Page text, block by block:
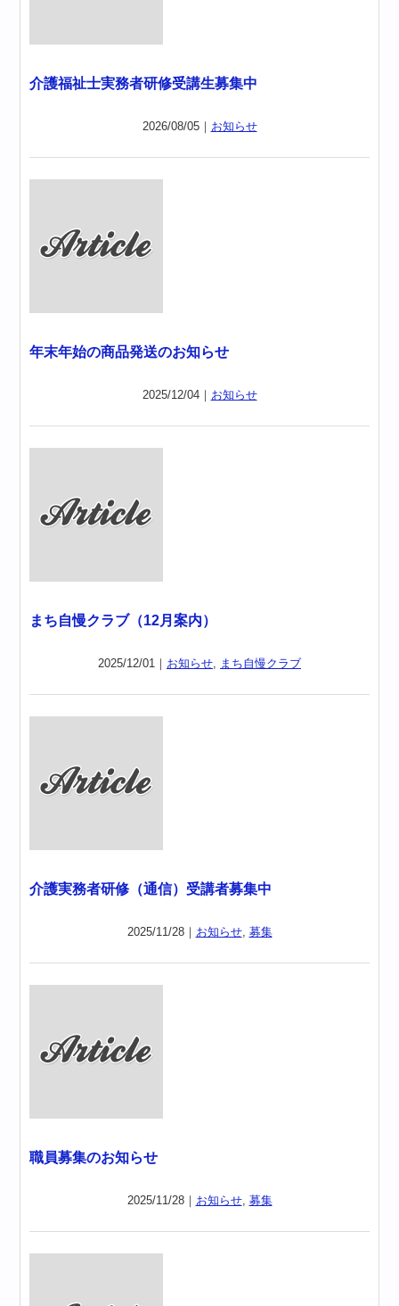
介護福祉士実務者研修受講生募集中
2026/08/05｜ お知らせ
年末年始の商品発送のお知らせ
2025/12/04｜ お知らせ
まち自慢クラブ（12月案内）
2025/12/01｜ お知らせ, まち自慢クラブ
介護実務者研修（通信）受講者募集中
2025/11/28｜ お知らせ, 募集
職員募集のお知らせ
2025/11/28｜ お知らせ, 募集